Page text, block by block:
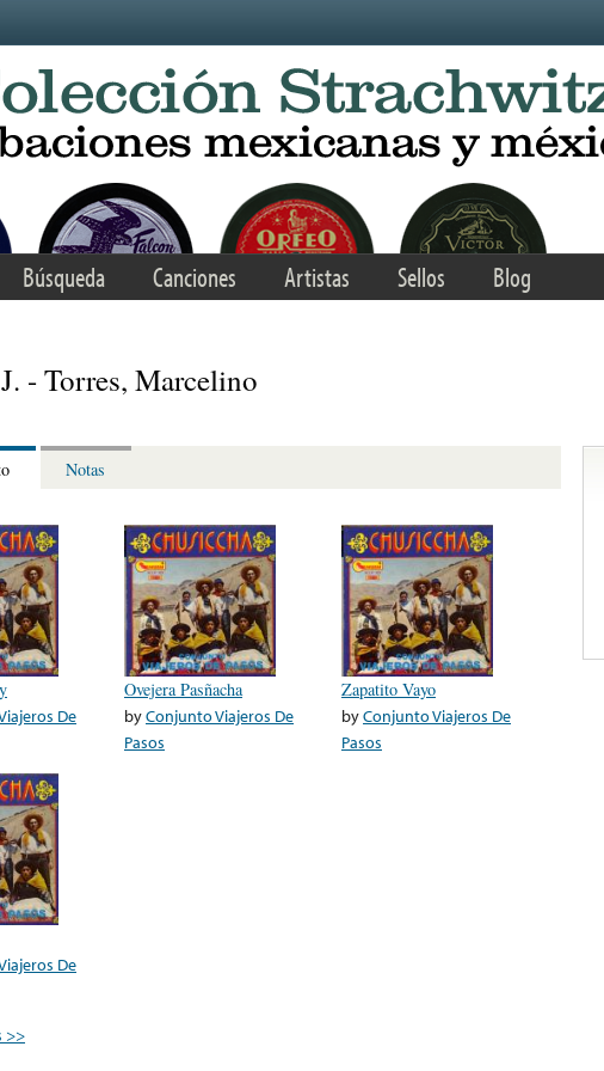
Búsqueda Canciones Artistas Sellos Blog
- Torres, Marcelino
Notas
De
Ovejera Pasñacha
byConjunto Viajeros De
Pasos
Zapatito Vayo
byConjunto Viajeros De
Pasos
De
>>